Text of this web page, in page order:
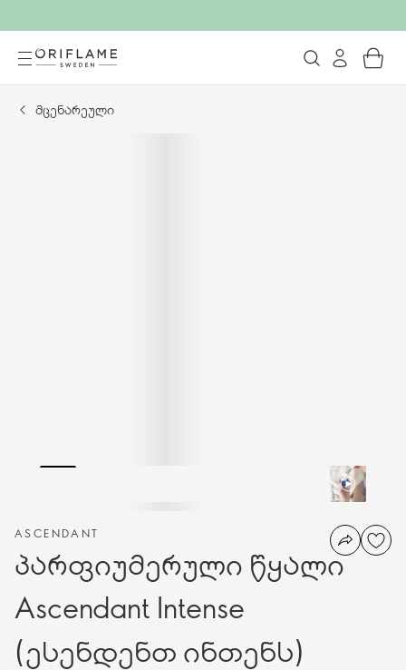
მცენარეული
ASCENDANT
პარფიუმერული წყალი
Ascendant Intense
(ესენდენთ ინთენს)